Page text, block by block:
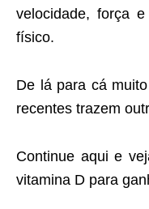
velocidade, força
físico.
De lá para cá
recentes trazem
Continue aqui e
vitamina D para